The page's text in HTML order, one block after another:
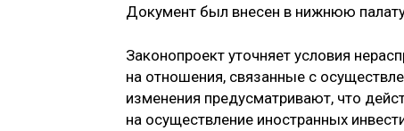
Документ был внесен в нижнюю палату
Законопроект уточняет условия
на отношения, связанные с
изменения предусматривают, что
на осуществление иностранных